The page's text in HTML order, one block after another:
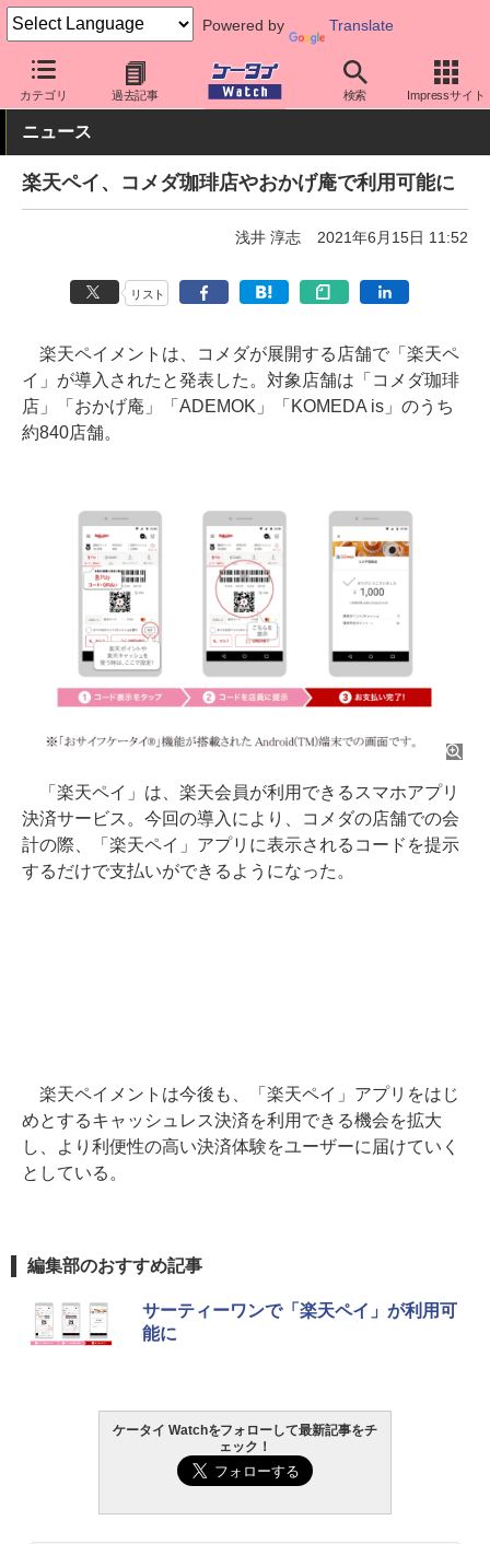
Powered by Translate
カテゴリ 過去記事 検索 Impressサイト
ケータイ Watch キャリア 楽天 アプリ・サービス
ニュース
楽天ペイ、コメダ珈琲店やおかげ庵で利用可能に
浅井 淳志 2021年6月15日 11:52
リスト
楽天ペイメントは、コメダが展開する店舗で「楽天ペ
イ」が導入されたと発表した。対象店舗は「コメダ珈琲
店」「おかげ庵」「ADEMOK」「KOMEDA is」のうち
約840店舗。
「楽天ペイ」は、楽天会員が利用できるスマホアプリ
決済サービス。今回の導入により、コメダの店舗での会
計の際、「楽天ペイ」アプリに表示されるコードを提示
するだけで支払いができるようになった。
楽天ペイメントは今後も、「楽天ペイ」アプリをはじ
めとするキャッシュレス決済を利用できる機会を拡大
し、より利便性の高い決済体験をユーザーに届けていく
としている。
編集部のおすすめ記事
サーティーワンで「楽天ペイ」が利用可
能に
ケータイ Watchをフォローして最新記事をチ
ェック！